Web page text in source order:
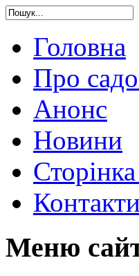
Головна
Про
Анонс
Новини
Контакти
Меню